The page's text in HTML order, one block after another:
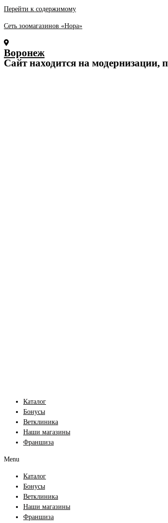
Перейти к содержимому
Сеть зоомагазинов «Нора»
Воронеж
Cайт находится на модернизации,
Каталог
Бонусы
Ветклиника
Наши магазины
Франшиза
Menu
Каталог
Бонусы
Ветклиника
Наши магазины
Франшиза